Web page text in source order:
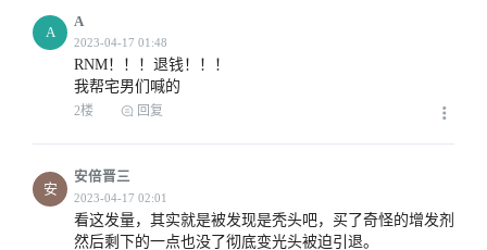
A
A
RNM！！！退钱！！！
我帮宅男们喊的
2楼 回复
安
安倍晋三
看这发量，其实就是被发现是秃头吧，买了奇怪的增发剂
然后剩下的一点也没了彻底变光头被迫引退。